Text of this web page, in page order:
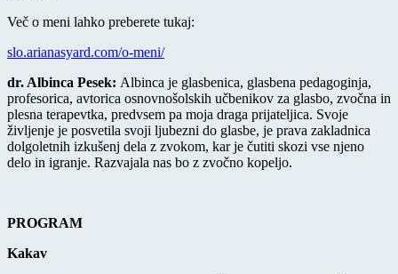
Več o meni lahko preberete tukaj:
slo.arianasyard.com/o-meni/
dr. Albinca Pesek: Albinca je glasbenica, glasbena pedagoginja,
profesorica, avtorica osnovnošolskih učbenikov za glasbo, zvočna in
plesna terapevtka, predvsem pa moja draga prijateljica. Svoje
življenje je posvetila svoji ljubezni do glasbe, je prava zakladnica
dolgoletnih izkušenj dela z zvokom, kar je čutiti skozi vse njeno
delo in igranje. Razvajala nas bo z zvočno kopeljo.
PROGRAM
Kakav